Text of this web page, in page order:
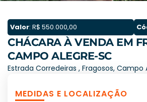
Valor: R$ 550.000,00
CHÁCARA À VENDA EM
CAMPO ALEGRE-SC
Estrada Corredeiras , Fragosos, Campo
MEDIDAS E LOCALIZAÇÃO